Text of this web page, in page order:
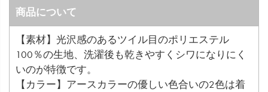
商品について
【素材】光沢感のあるツイル目のポリエステル
100％の生地、洗濯後も乾きやすくシワになりにく
いのが特徴です。
【カラー】アースカラーの優しい色合いの2色は着